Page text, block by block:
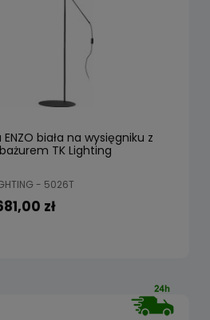
biała na wysięgniku z
TK Lighting
- 5026T
zł